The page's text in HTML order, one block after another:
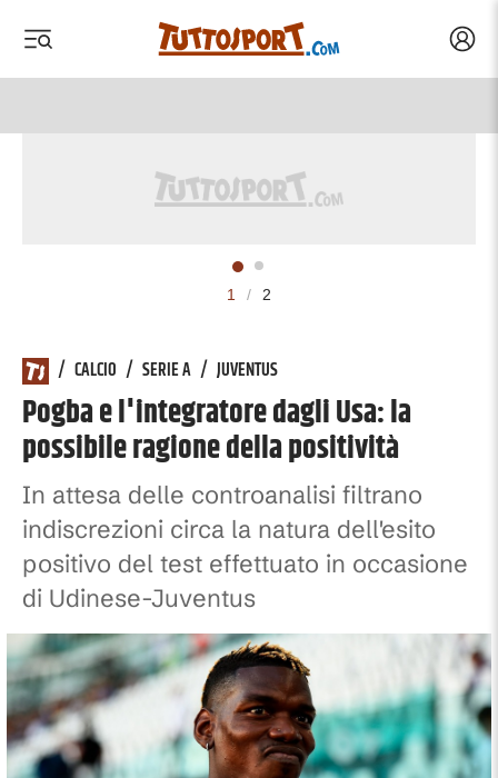
1 / 2
/ CALCIO / SERIE A / JUVENTUS
Pogba e l'integratore dagli Usa: la
possibile ragione della positività
In attesa delle controanalisi filtrano
indiscrezioni circa la natura dell'esito
positivo del test effettuato in occasione
di Udinese-Juventus